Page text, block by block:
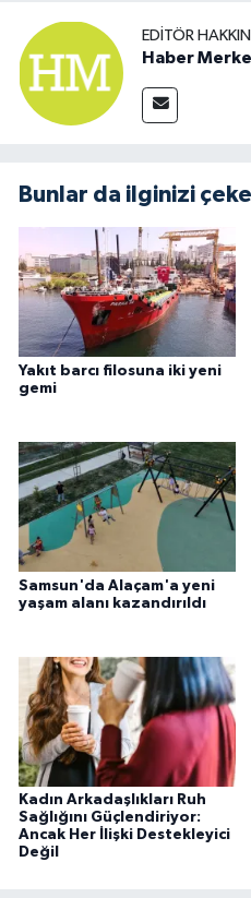
EDITÖR
Haber
Bunlar da ilginizi
Yakıt barcı filosuna iki yeni
gemi
Samsun'da Alaçam'a yeni
yaşam alanı kazandırıldı
Kadın Arkadaşlıkları Ruh
Sağlığını Güçlendiriyor:
Ancak Her İlişki Destekleyici
Değil